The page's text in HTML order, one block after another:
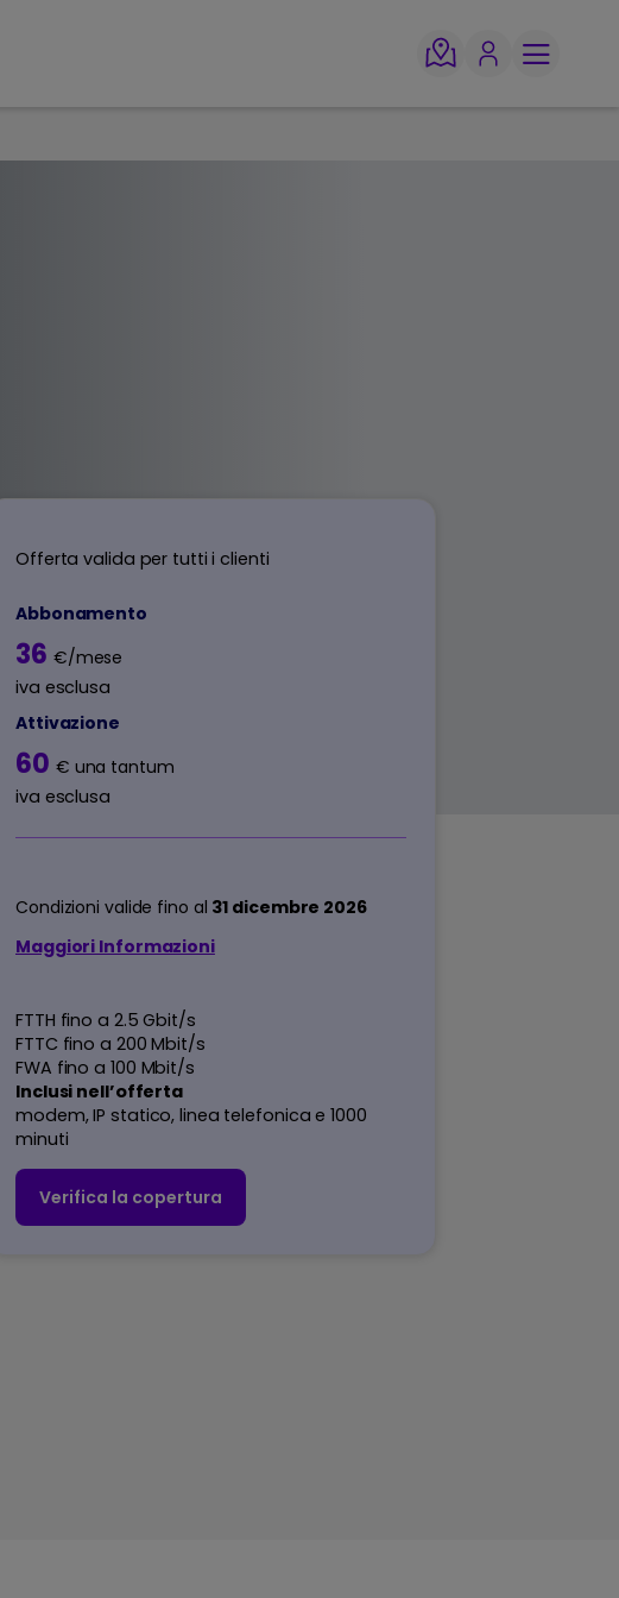
Offerta valida per tutti i clienti
Abbonamento
36 €/mese
iva esclusa
Attivazione
60 € una tantum
iva esclusa
Condizioni valide fino al 31 dicembre 2026
Maggiori Informazioni
FTTH fino a 2.5 Gbit/s
FTTC fino a 200 Mbit/s
FWA fino a 100 Mbit/s
Inclusi nell’offerta
modem, IP statico, linea telefonica e 1000
minuti
Verifica la copertura